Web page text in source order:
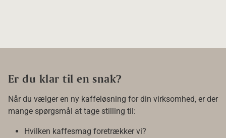
Er du klar til en snak?
Når du vælger en ny kaffeløsning for din virksomhed, er der
mange spørgsmål at tage stilling til:
Hvilken kaffesmag foretrækker vi?